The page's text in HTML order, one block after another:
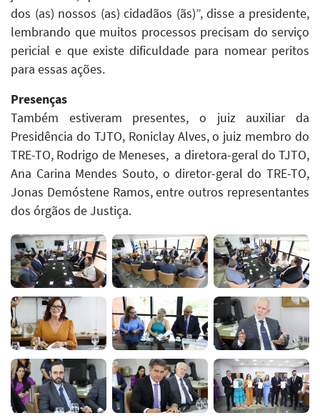
dos (as) nossos (as) cidadãos (ãs)”, disse a presidente,
lembrando que muitos processos precisam do serviço
pericial e que existe dificuldade para nomear peritos
para essas ações.
Presenças
Também estiveram presentes, o juiz auxiliar da
Presidência do TJTO, Roniclay Alves, o juiz membro do
TRE-TO, Rodrigo de Meneses, a diretora-geral do TJTO,
Ana Carina Mendes Souto, o diretor-geral do TRE-TO,
Jonas Demóstene Ramos, entre outros representantes
dos órgãos de Justiça.